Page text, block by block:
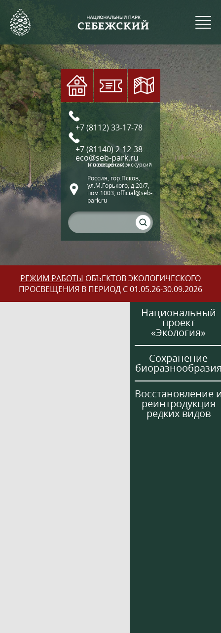
+7 (8112) 33-17-78
+7 (81140) 2-12-38
eco@seb-park.ru
(по вопросам экскурсий и посещения)
Россия, гор.Псков,
ул.М.Горького, д.20/7,
пом.1003, official@seb-
park.ru
РЕЖИМ РАБОТЫ ОБЪЕКТОВ ЭКОЛОГИЧЕСКОГО
ПРОСВЕЩЕНИЯ В ПЕРИОД С 01.05.26-30.09.2026
Национальный
проект
«Экология»
Сохранение
Восстановление
реинтродукция
редких видов